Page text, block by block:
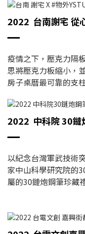
2022 台南謝宅 從
疫情之下，壓克力隔
思將壓克力板縮小，
房子桌曆最可靠的支
2022 中科院 30鏈
以紀念台灣軍武技術
家中山科學研究院的
屬的30鏈炮鋼筆珍藏